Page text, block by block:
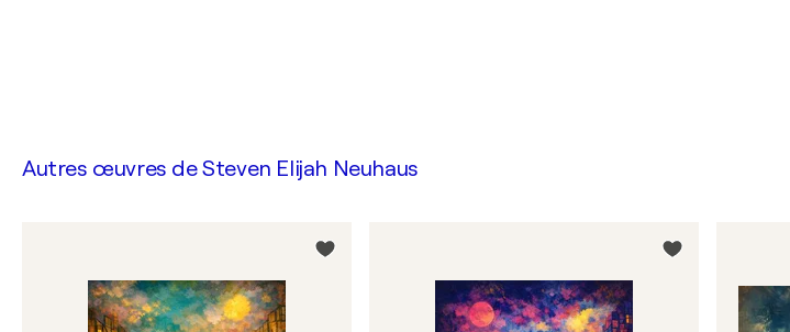
Autres œuvres deSteven Elijah Neuhaus